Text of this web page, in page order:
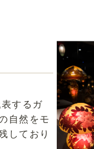
するガ
自然をモ
しており